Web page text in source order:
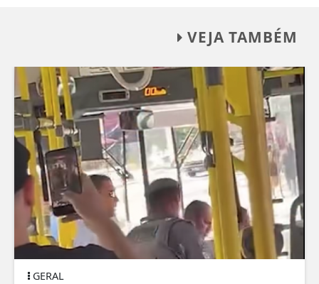
VEJA TAMBÉM
GERAL